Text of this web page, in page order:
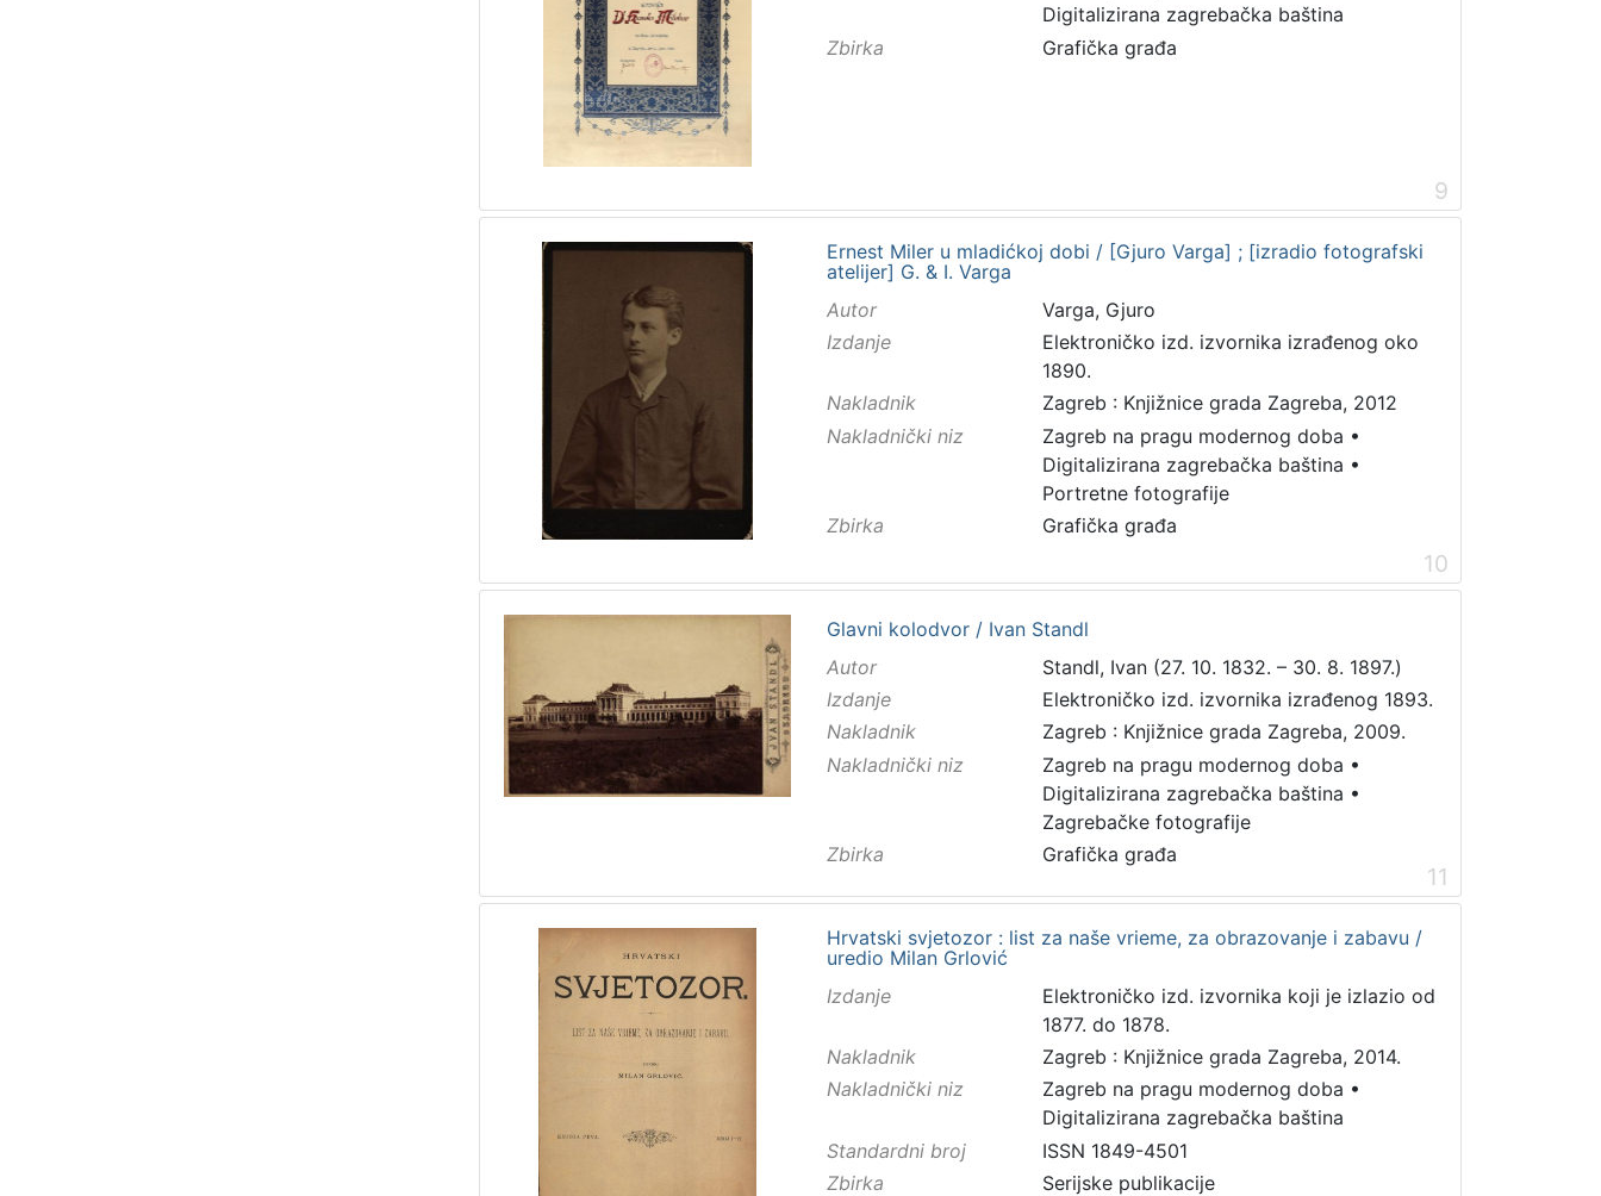
Digitalizirana zagrebačka baština
Zbirka
Grafička građa
9
Ernest Miler u mladićkoj dobi / [Gjuro Varga] ; [izradio fotografski
atelijer] G. & I. Varga
Autor
Varga, Gjuro
Izdanje
Elektroničko izd. izvornika izrađenog oko
1890.
Nakladnik
Zagreb : Knjižnice grada Zagreba, 2012
Nakladnički niz
Zagreb na pragu modernog doba •
Digitalizirana zagrebačka baština •
Portretne fotografije
Zbirka
Grafička građa
10
Glavni kolodvor / Ivan Standl
Autor
Standl, Ivan (27. 10. 1832. – 30. 8. 1897.)
Izdanje
Elektroničko izd. izvornika izrađenog 1893.
Nakladnik
Zagreb : Knjižnice grada Zagreba, 2009.
Nakladnički niz
Zagreb na pragu modernog doba •
Digitalizirana zagrebačka baština •
Zagrebačke fotografije
Zbirka
Grafička građa
11
Hrvatski svjetozor : list za naše vrieme, za obrazovanje i zabavu /
uredio Milan Grlović
Izdanje
Elektroničko izd. izvornika koji je izlazio od
1877. do 1878.
Nakladnik
Zagreb : Knjižnice grada Zagreba, 2014.
Nakladnički niz
Zagreb na pragu modernog doba •
Digitalizirana zagrebačka baština
Standardni broj
ISSN 1849-4501
Zbirka
Serijske publikacije